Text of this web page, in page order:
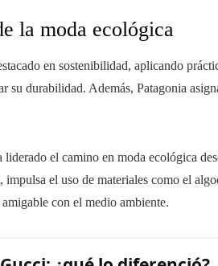
la moda ecológica
en sostenibilidad, aplicando
su durabilidad. Además, Patagonia
el camino en moda ecológica
el uso de materiales como el
con el medio ambiente.